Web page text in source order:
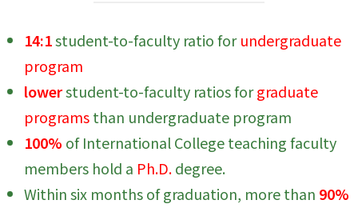
14:1student-to-faculty ratio forundergraduate
program
lowerstudent-to-faculty ratios forgraduate
programsthan undergraduate program
100% of International College teaching faculty
members hold a Ph.D.degree.
Within six months of graduation, more than 90%